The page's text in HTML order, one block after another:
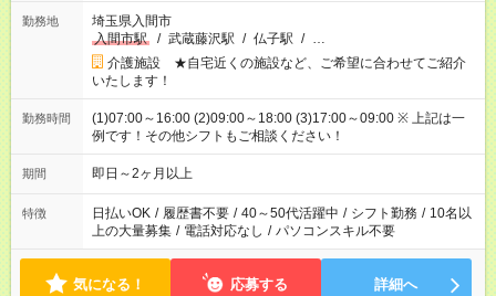
勤務地
埼玉県入間市
入間市駅
/ 武蔵藤沢駅 / 仏子駅 / …
介護施設 ★自宅近くの施設など、ご希望に合わせてご紹介
いたします！
勤務時間
(1)07:00～16:00 (2)09:00～18:00 (3)17:00～09:00 ※ 上記は一
例です！その他シフトもご相談ください！
期間 即日～2ヶ月以上
特徴 日払いOK / 履歴書不要 / 40～50代活躍中 / シフト勤務 / 10名以
上の大量募集 / 電話対応なし / パソコンスキル不要
気になる！ 応募する 詳細へ